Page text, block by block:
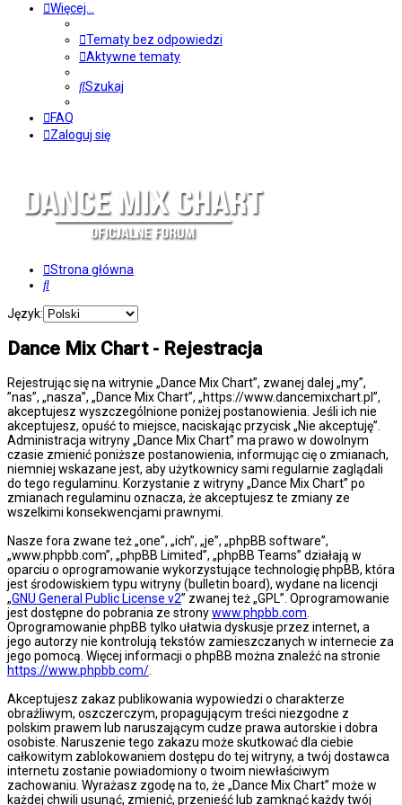
Więcej…
Tematy bez odpowiedzi
Aktywne tematy
Szukaj
FAQ
Zaloguj się
Strona główna
Szukaj
Język:
Dance Mix Chart - Rejestracja
Rejestrując się na witrynie „Dance Mix Chart”, zwanej dalej „my”,
”nas”, „nasza”, „Dance Mix Chart”, „https://www.dancemixchart.pl”,
akceptujesz wyszczególnione poniżej postanowienia. Jeśli ich nie
akceptujesz, opuść to miejsce, naciskając przycisk „Nie akceptuję”.
Administracja witryny „Dance Mix Chart” ma prawo w dowolnym
czasie zmienić poniższe postanowienia, informując cię o zmianach,
niemniej wskazane jest, aby użytkownicy sami regularnie zaglądali
do tego regulaminu. Korzystanie z witryny „Dance Mix Chart” po
zmianach regulaminu oznacza, że akceptujesz te zmiany ze
wszelkimi konsekwencjami prawnymi.
Nasze fora zwane też „one”, „ich”, „je”, „phpBB software”,
„www.phpbb.com”, „phpBB Limited”, „phpBB Teams” działają w
oparciu o oprogramowanie wykorzystujące technologię phpBB, która
jest środowiskiem typu witryny (bulletin board), wydane na licencji
„GNU General Public License v2” zwanej też „GPL”. Oprogramowanie
jest dostępne do pobrania ze stronywww.phpbb.com
Oprogramowanie phpBB tylko ułatwia dyskusje przez internet, a
jego autorzy nie kontrolują tekstów zamieszczanych w internecie za
jego pomocą. Więcej informacji o phpBB można znaleźć na stronie
https://www.phpbb.com/
Akceptujesz zakaz publikowania wypowiedzi o charakterze
obraźliwym, oszczerczym, propagującym treści niezgodne z
polskim prawem lub naruszającym cudze prawa autorskie i dobra
osobiste. Naruszenie tego zakazu może skutkować dla ciebie
całkowitym zablokowaniem dostępu do tej witryny, a twój dostawca
internetu zostanie powiadomiony o twoim niewłaściwym
zachowaniu. Wyrażasz zgodę na to, że „Dance Mix Chart” może w
każdej chwili usunąć, zmienić, przenieść lub zamknąć każdy twój